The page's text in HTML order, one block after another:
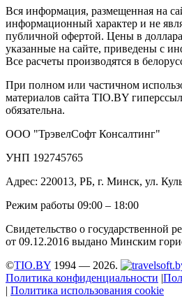
Вся информация, размещенная на
информационный характер и не
публичной офертой. Цены в
указанные на сайте, приведены с
Все расчеты производятся в
При полном или частичном
материалов сайта TIO.BY
обязательна.
ООО "ТрэвелСофт Консалтинг"
УНП 192745765
Адрес: 220013, РБ, г. Минск, ул.
Режим работы 09:00 – 18:00
Свидетельство о государственной
от 09.12.2016 выдано Минским
©TIO.BY 1994 — 2026.
Политика конфиденциальности |
| Политика использования cookie